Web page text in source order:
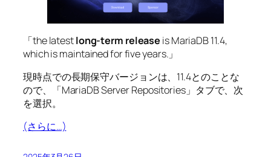
「the latestlong-term release is MariaDB 11.4,
which is maintained for five years.」
現時点での長期保守バージョンは、11.4とのことな
ので、「MariaDB Server Repositories」タブで、次
を選択。
(さらに…)